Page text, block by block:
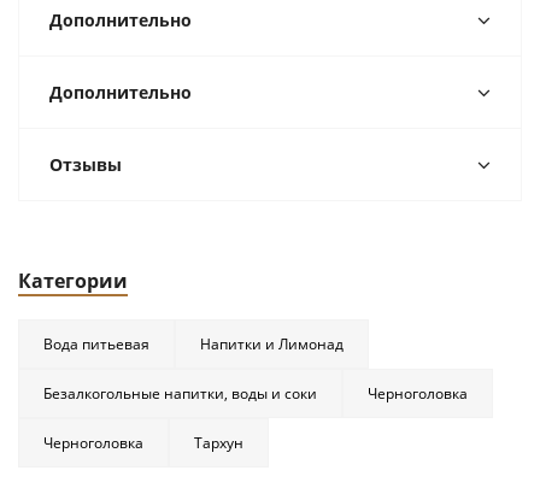
Дополнительно
Дополнительно
Отзывы
Категории
Вода питьевая Напитки и Лимонад
Безалкогольные напитки, воды и соки Черноголовка
Черноголовка Тархун